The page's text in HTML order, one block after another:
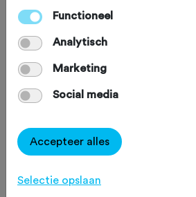
Swolsebostocht
Functioneel
Analytisch
Marketing
Social media
Accepteer alles
Selectie opslaan